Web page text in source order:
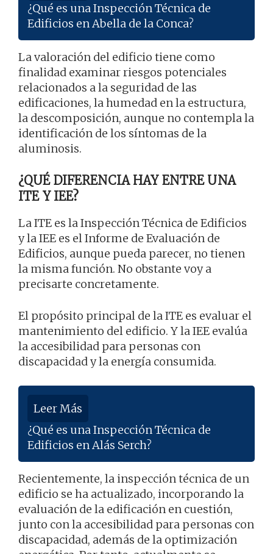
¿Qué es una Inspección Técnica de
Edificios en Abella de la Conca?
La valoración del edificio tiene como
finalidad examinar riesgos potenciales
relacionados a la seguridad de las
edificaciones, la humedad en la estructura,
la descomposición, aunque no contempla la
identificación de los síntomas de la
aluminosis.
¿QUÉ DIFERENCIA HAY ENTRE UNA
ITE Y IEE?
La ITE es la Inspección Técnica de Edificios
y la IEE es el Informe de Evaluación de
Edificios, aunque pueda parecer, no tienen
la misma función. No obstante voy a
precisarte concretamente.
El propósito principal de la ITE es evaluar el
mantenimiento del edificio. Y la IEE evalúa
la accesibilidad para personas con
discapacidad y la energía consumida.
Leer Más
¿Qué es una Inspección Técnica de
Edificios en Alás Serch?
Recientemente, la inspección técnica de un
edificio se ha actualizado, incorporando la
evaluación de la edificación en cuestión,
junto con la accesibilidad para personas con
discapacidad, además de la optimización